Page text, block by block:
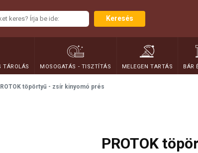
Keresés
TÁROLÁS MOSOGATÁS - TISZTÍTÁS MELEGEN TARTÁS BÁR
töpörtyű - zsír kinyomó prés
PROTOK